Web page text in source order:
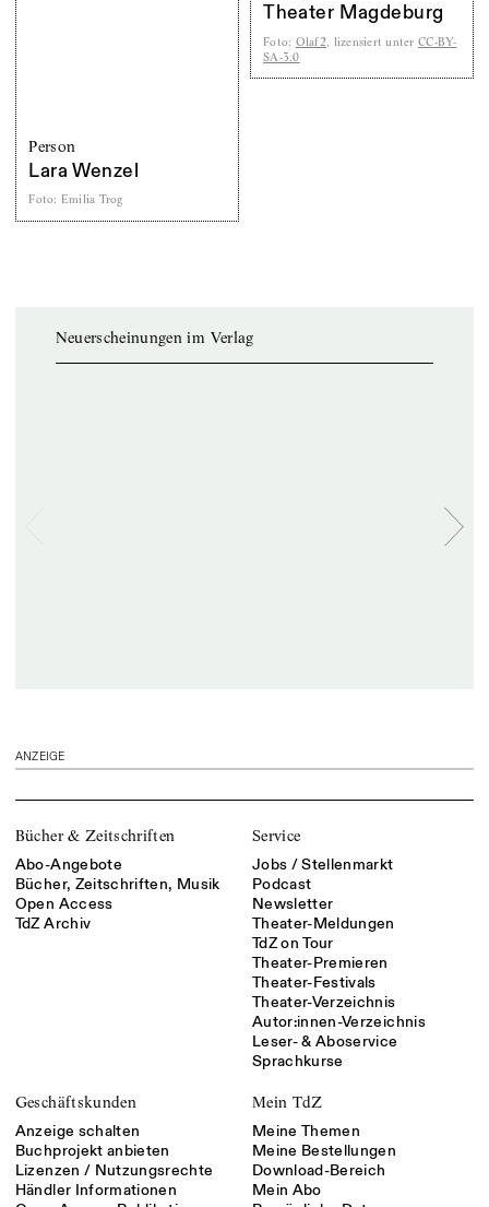
Person
Lara Wenzel
Foto: Emilia Trog
Theater Magdeburg
Foto: Olaf2 , lizensiert unter CC-BY-
SA-3.0
Neuerscheinungen im Verlag
ANZEIGE
Bücher & Zeitschriften
Abo-Angebote
Bücher, Zeitschriften, Musik
Open Access
TdZ Archiv
Service
Jobs / Stellenmarkt
Podcast
Newsletter
Theater-Meldungen
TdZ on Tour
Theater-Premieren
Theater-Festivals
Theater-Verzeichnis
Autor:innen-Verzeichnis
Leser- & Aboservice
Sprachkurse
Geschäftskunden
Anzeige schalten
Buchprojekt anbieten
Lizenzen / Nutzungsrechte
Händler Informationen
Mein TdZ
Meine Themen
Meine Bestellungen
Download-Bereich
Mein Abo